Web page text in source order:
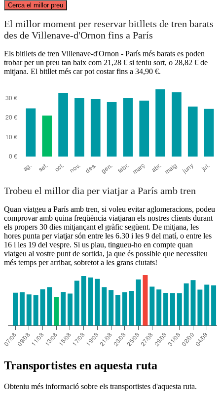
Cerca el millor preu
El millor moment per reservar bitllets de tren barats
des de Villenave-d'Ornon fins a París
Els bitllets de tren Villenave-d'Ornon - París més barats es poden
trobar per un preu tan baix com 21,28 € si teniu sort, o 28,82 € de
mitjana. El bitllet més car pot costar fins a 34,90 €.
Trobeu el millor dia per viatjar a París amb tren
Quan viatgeu a París amb tren, si voleu evitar aglomeracions, podeu
comprovar amb quina freqüència viatjaran els nostres clients durant
els propers 30 dies mitjançant el gràfic següent. De mitjana, les
hores punta per viatjar són entre les 6.30 i les 9 del matí, o entre les
16 i les 19 del vespre. Si us plau, tingueu-ho en compte quan
viatgeu al vostre punt de sortida, ja que és possible que necessiteu
més temps per arribar, sobretot a les grans ciutats!
Transportistes en aquesta ruta
Obteniu més informació sobre els transportistes d'aquesta ruta.